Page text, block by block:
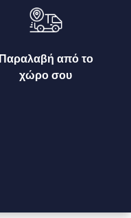
Παραλαβή από το
χώρο σου